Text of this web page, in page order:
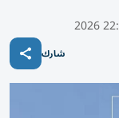
شارك